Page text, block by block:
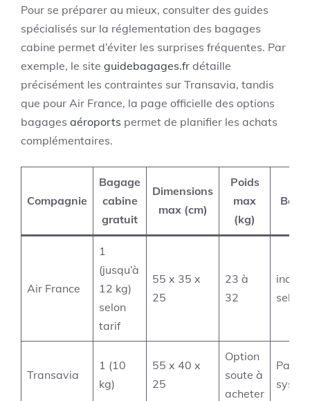
Pour se préparer au mieux, consulter des guides
spécialisés sur la réglementation des bagages
cabine permet d’éviter les surprises fréquentes. Par
exemple, le site guidebagages.fr détaille
précisément les contraintes sur Transavia, tandis
que pour Air France, la page officielle des options
bagages aéroports permet de planifier les achats
complémentaires.
Compagnie
Bagage
cabine
gratuit
Dimensions
max (cm)
Poids
max
(kg)
Air France
1
(jusqu’à
12 kg)
selon
tarif
55 x 35 x
25
23 à
32
inclus
selon
Transavia
1 (10
kg)
55 x 40 x
25
Option
soute à
acheter